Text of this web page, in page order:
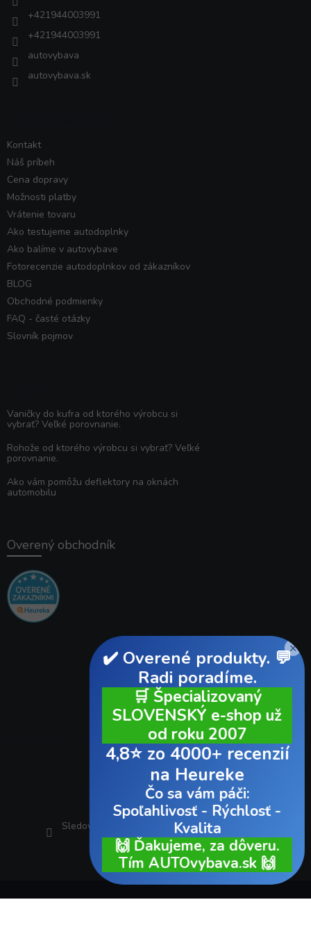
+421944003991
+421944003991
autovybava
autovybava.sk
Kontakt
Náš príbeh
Cena dopravy
Možnosti platby
Vrátenie tovaru
Ako testujeme autodoplnky
Ako balíme v autovybave
Fotorecenzie autodoplnkov od zákazníkov
BLOG
Obchodné podmienky
FAQ - časté otázky
Slovník pojmov
Vaničky do kufra od ktorého výrobcu si
vybrať? Veľké porovnanie.
Rohože od ktorého výrobcu si vybrať? Veľké
porovnanie.
Ako vám pomôžu deflektory na oknách
automobilu
Overený obchodník
Sledovať na Instagrame
×
✔️ Overené produkty. 💬
Radi poradíme.
🛒 Špecializovaný
SLOVENSKÝ e-shop už
od roku 2007
4,8⭐ zo 4000+ recenzií
na Heureke
Čo sa vám páči:
Spoľahlivosť - Rýchlosť -
Kvalita
🙌 Ďakujeme, za dôveru.
Tím AUTOvybava.sk 🙌